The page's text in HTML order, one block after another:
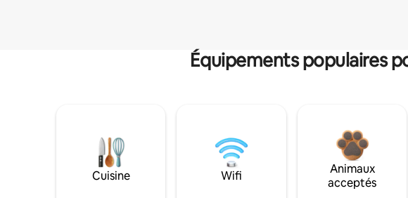
Équipements populaires
Cuisine Wifi
Animaux
acceptés